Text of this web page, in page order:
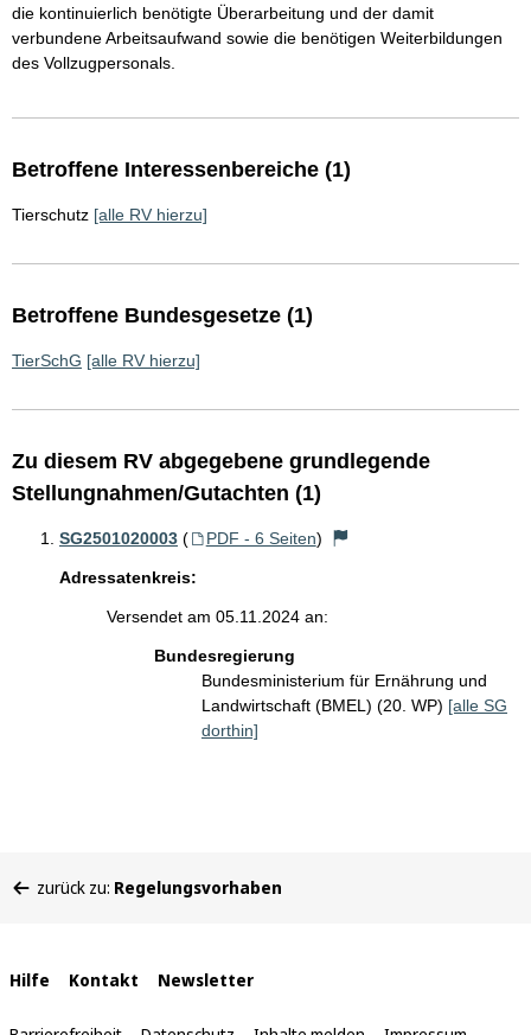
die kontinuierlich benötigte Überarbeitung und der damit
verbundene Arbeitsaufwand sowie die benötigen Weiterbildungen
des Vollzugpersonals.
Betroffene Interessenbereiche (1)
Tierschutz [alle RV hierzu]
Betroffene Bundesgesetze (1)
TierSchG [alle RV hierzu]
Zu diesem RV abgegebene grundlegende
Stellungnahmen/Gutachten (1)
SG2501020003 ( PDF - 6 Seiten)
Adressatenkreis:
Versendet am 05.11.2024 an:
Bundesregierung
Bundesministerium für Ernährung und
Landwirtschaft (BMEL) (20. WP) [alle SG
dorthin]
befinden
zurück zu: Regelungsvorhaben
Interne
Links
Hilfe Kontakt Newsletter